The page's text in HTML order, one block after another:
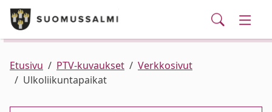
Siirry pääsisältöön
Puhelinluettelo/yhteystiedot
Palvelut
Ajankohtaista
Verkkokauppa
Haku
Kunta ja hallinto
Asuminen ja ympäristö
Etusivu PTV-kuvaukset
Verkkosivut
Ulkoliikuntapaikat